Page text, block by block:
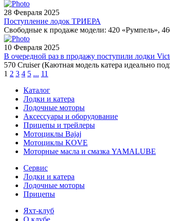
28 Февраля 2025
Поступление лодок ТРИЕРА
Свободные к продаже модели: 420 «Румпель»,
10 Февраля 2025
В очередной раз в продажу поступили лодки
570 Cruiser (Каютная модель катера идеально
1 2 3 4 5 ... 11
Каталог
Лодки и катера
Лодочные моторы
Аксессуары и оборудование
Прицепы и трейлеры
Мотоциклы Bajaj
Мотоциклы KOVE
Моторные масла и смазка YAMALUBE
Сервис
Лодки и катера
Лодочные моторы
Прицепы
Яхт-клуб